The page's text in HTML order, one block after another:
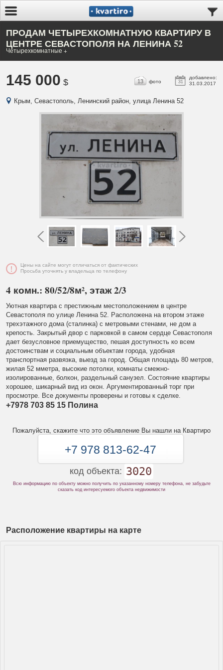
ПРОДАМ ЧЕТЫРЕХКОМНАТНУЮ КВАРТИРУ В
ЦЕНТРЕ СЕВАСТОПОЛЯ НА ЛЕНИНА 52
Четырехкомнатные +
145 000 $ 31
добавлено:
31.03.2017
13 фото
Крым, Севастополь, Ленинский район, улица Ленина 52
Цены на сайте могут отличаться от фактических
Просьба уточнять у владельца по телефону
4 комн.: 80/52/8м², этаж 2/3
Уютная квартира с престижным местоположением в центре
Севастополя по улице Ленина 52. Расположена на втором этаже
трехэтажного дома (сталинка) с метровыми стенами, не дом а
крепость. Закрытый двор с парковкой в самом сердце Севастополя
дает безусловное приемущество, пешая доступность ко всем
достоинствам и социальным объектам города, удобная
транспортная развязка, выезд за город. Общая площадь 80 метров,
жилая 52 мметра, высокие потолки, комнаты смежно-
изолированные, болкон, раздельный санузел. Состояние квартиры
хорошее, шикарный вид из окон. Аргументированный торг при
просмотре. Все документы проверены и готовы к сделке.
+7978 703 85 15 Полина
Пожалуйста, скажите что это объявление Вы нашли на Квартиро
+7 978 813-62-47
код объекта: 3020
Всю информацию по объекту можно получить по указанному номеру телефона, не забудьте
сказать код интересуемого объекта недвижимости
Расположение квартиры на карте